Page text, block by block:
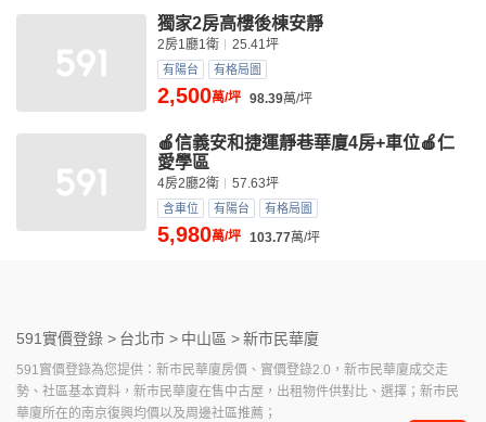
獨家2房高樓後棟安靜
2房1廳1衛 25.41坪
有陽台 有格局圖
2,500萬/坪 98.39萬/坪
🍎信義安和捷運靜巷華廈4房+車位🍎仁
愛學區
4房2廳2衛 57.63坪
含車位 有陽台 有格局圖
5,980萬/坪 103.77萬/坪
591實價登錄 > 台北市 > 中山區 >新市民華廈
591實價登錄為您提供：新市民華廈房價、實價登錄2.0，新市民華廈成交走
勢、社區基本資料，新市民華廈在售中古屋，出租物件供對比、選擇；新市民
華廈所在的南京復興均價以及周邊社區推薦；